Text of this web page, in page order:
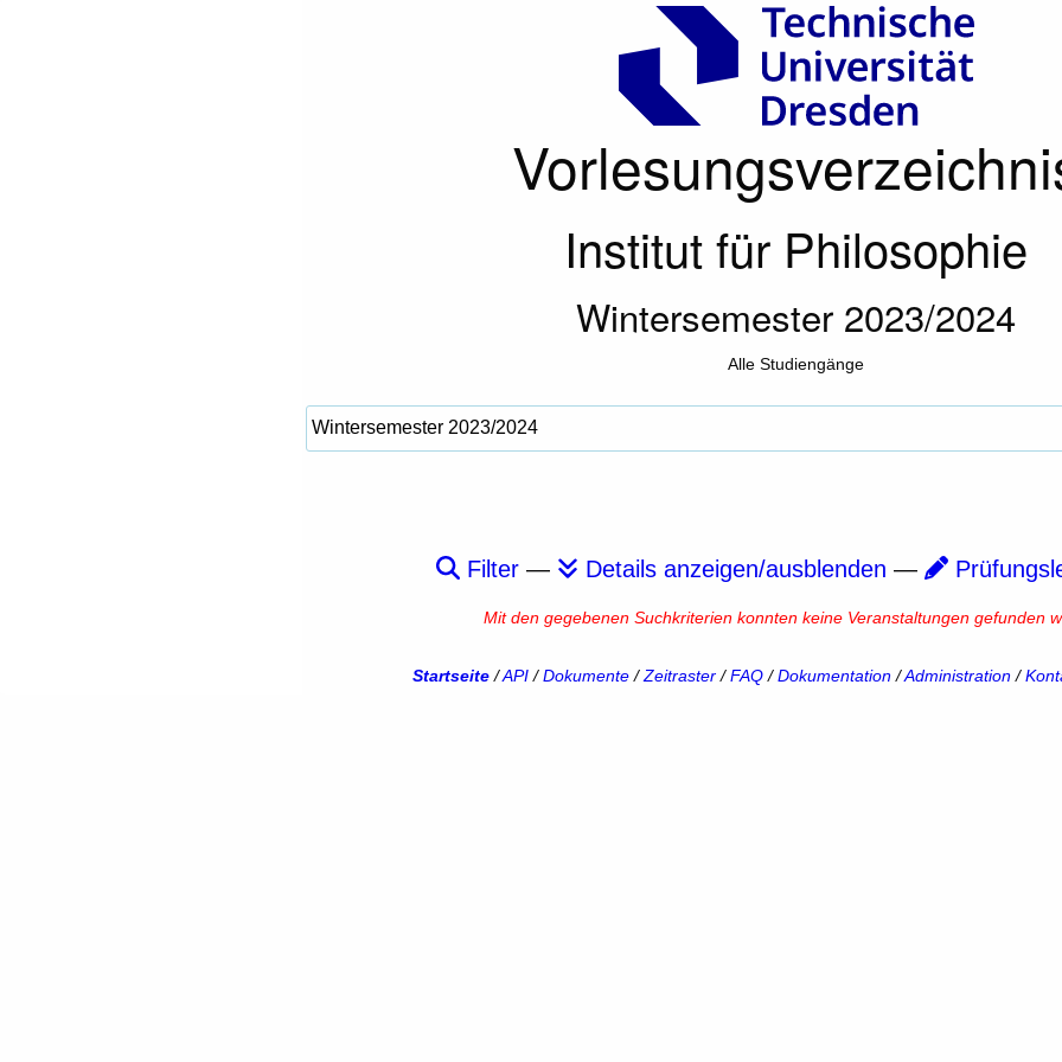
Institut für Philosophie
Wintersemester 2023/2024
Alle Studiengänge
Filter — Details anzeigen/ausblenden —
Mit den gegebenen Suchkriterien konnten keine Veranstaltungen gefunden
Startseite/API/Dokumente/Zeitraster/FAQ/Dokumentation/Administration/